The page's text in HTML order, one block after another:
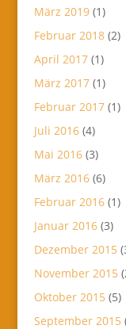
März 2019(1)
Februar 2018(2)
April 2017(1)
März 2017(1)
Februar 2017(1)
Juli 2016(4)
Mai 2016(3)
März 2016(6)
Februar 2016(1)
Januar 2016(3)
Dezember 2015
November 2015
Oktober 2015 (5)
September 2015